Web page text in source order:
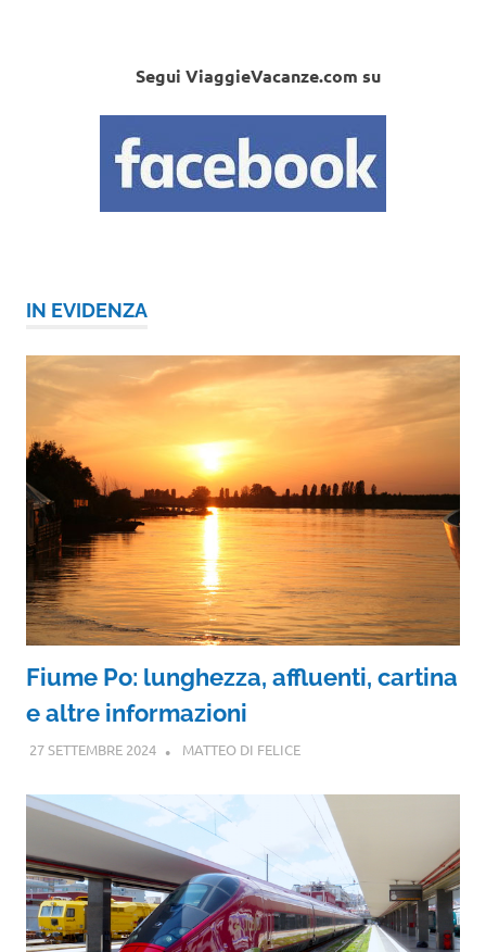
Segui ViaggieVacanze.com su
IN EVIDENZA
Fiume Po: lunghezza, affluenti, cartina
e altre informazioni
27 SETTEMBRE 2024 MATTEO DI FELICE